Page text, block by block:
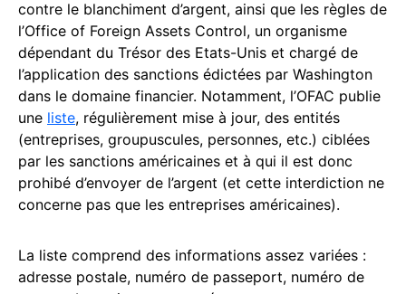
contre le blanchiment d’argent, ainsi que les règles de
l’Office of Foreign Assets Control, un organisme
dépendant du Trésor des Etats-Unis et chargé de
l’application des sanctions édictées par Washington
dans le domaine financier. Notamment, l’OFAC publie
une liste, régulièrement mise à jour, des entités
(entreprises, groupuscules, personnes, etc.) ciblées
par les sanctions américaines et à qui il est donc
prohibé d’envoyer de l’argent (et cette interdiction ne
concerne pas que les entreprises américaines).
La liste comprend des informations assez variées :
adresse postale, numéro de passeport, numéro de